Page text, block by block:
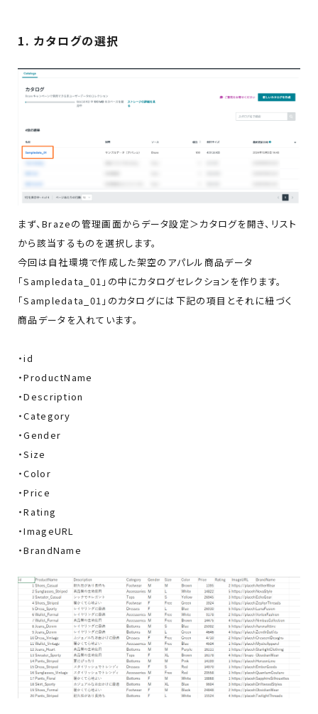
1. カタログの選択
まず、Brazeの管理画面からデータ設定＞カタログを開き、リスト
から該当するものを選択します。
今回は自社環境で作成した架空のアパレル商品データ
「Sampledata_01」の中にカタログセレクションを作ります。
「Sampledata_01」のカタログには下記の項目とそれに紐づく
商品データを入れています。
・id
・ProductName
・Description
・Category
・Gender
・Size
・Color
・Price
・Rating
・ImageURL
・BrandName